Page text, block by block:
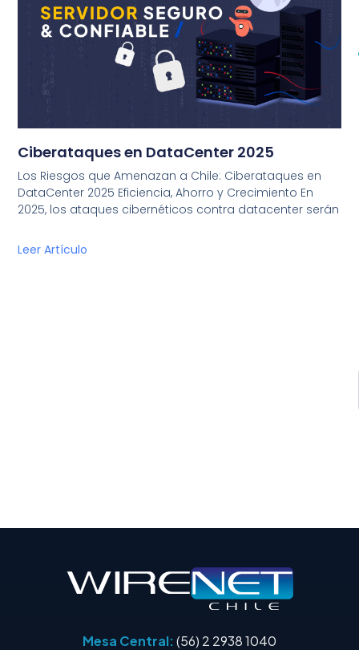
Ciberataques en DataCenter 2025
Los Riesgos que Amenazan a Chile: Ciberataques en
DataCenter 2025 Eficiencia, Ahorro y Crecimiento En
2025, los ataques cibernéticos contra datacenter serán
Leer Artículo
Mesa Central:(56) 2 2938 1040